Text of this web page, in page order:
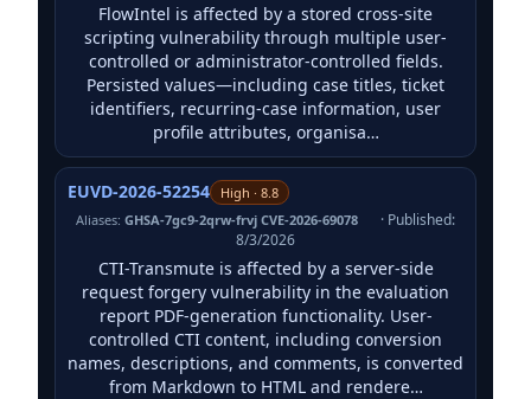
FlowIntel is affected by a stored cross-site
scripting vulnerability through multiple user-
controlled or administrator-controlled fields.
Persisted values—including case titles, ticket
identifiers, recurring-case information, user
profile attributes, organisa…
EUVD-2026-52254
High · 8.8
Aliases: GHSA-7gc9-2qrw-frvj CVE-2026-69078
· Published:
8/3/2026
CTI-Transmute is affected by a server-side
request forgery vulnerability in the evaluation
report PDF-generation functionality. User-
controlled CTI content, including conversion
names, descriptions, and comments, is converted
from Markdown to HTML and rendere…